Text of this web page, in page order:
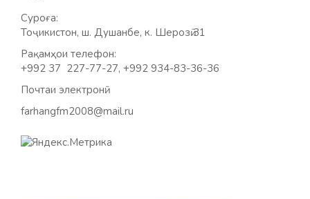
Суроға:
Тоҷикистон, ш. Душанбе, к. Шерозӣ 31
Рақамҳои телефон:
+992 37 227-77-27, +992 934-83-36-36
Почтаи электронӣ:
farhangfm2008@mail.ru